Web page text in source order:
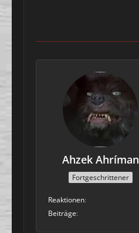
Ahzek Ahríman
Fortgeschrittener
Reaktionen
Beiträge